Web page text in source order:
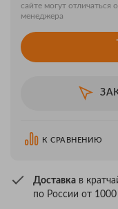
сайте могут отличаться
менеджера
К СРАВНЕНИЮ
Доставка в
по России от 1000